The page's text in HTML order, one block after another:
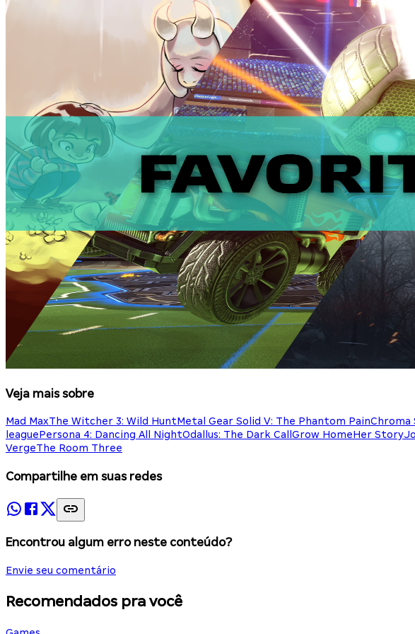
Veja mais sobre
Mad MaxThe Witcher 3: Wild HuntMetal Gear Solid V: The Phantom PainChroma
leaguePersona 4: Dancing All NightOdallus: The Dark Call Grow HomeHer Story
VergeThe Room Three
Compartilhe em suas redes
Encontrou algum erro neste conteúdo?
Envie seu comentário
Recomendados pra você